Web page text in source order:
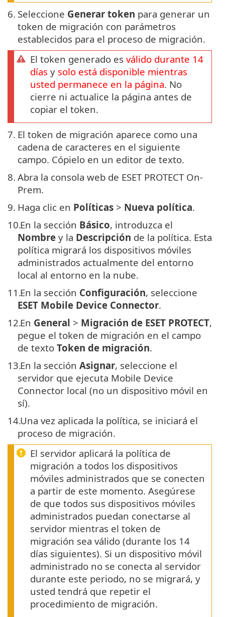
6. Seleccione Generar token para generar un
token de migración con parámetros
establecidos para el proceso de migración.
El token generado es válido durante 14
días y solo está disponible mientras
usted permanece en la página. No
cierre ni actualice la página antes de
copiar el token.
7. El token de migración aparece como una
cadena de caracteres en el siguiente
campo. Cópielo en un editor de texto.
8. Abra la consola web de ESET PROTECT On-
Prem.
9. Haga clic en Políticas > Nueva política.
10.En la sección Básico, introduzca el
Nombre y la Descripción de la política. Esta
política migrará los dispositivos móviles
administrados actualmente del entorno
local al entorno en la nube.
11.En la sección Configuración, seleccione
ESET Mobile Device Connector.
12.En General > Migración de ESET PROTECT,
pegue el token de migración en el campo
de texto Token de migración.
13.En la sección Asignar, seleccione el
servidor que ejecuta Mobile Device
Connector local (no un dispositivo móvil en
sí).
14.Una vez aplicada la política, se iniciará el
proceso de migración.
El servidor aplicará la política de
migración a todos los dispositivos
móviles administrados que se conecten
a partir de este momento. Asegúrese
de que todos sus dispositivos móviles
administrados puedan conectarse al
servidor mientras el token de
migración sea válido (durante los 14
días siguientes). Si un dispositivo móvil
administrado no se conecta al servidor
durante este periodo, no se migrará, y
usted tendrá que repetir el
procedimiento de migración.